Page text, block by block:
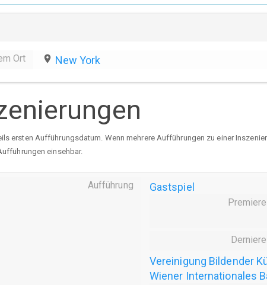
Ort place New York
ersten Aufführungsdatum. Wenn mehrere Aufführungen zu einer
einsehbar.
Aufführung Gastspiel
Premiere
Derniere
Vereinigung Bildender
Wiener Internationales